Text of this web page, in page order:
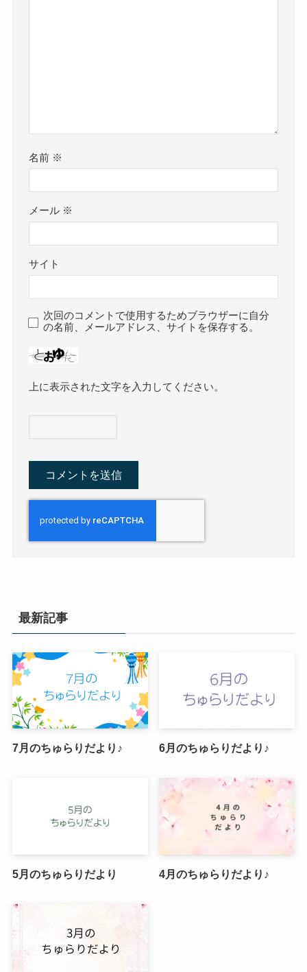
名前 ※
メール ※
サイト
次回のコメントで使用するためブラウザーに自分
の名前、メールアドレス、サイトを保存する。
上に表示された文字を入力してください。
最新記事
7月のちゅらりだより♪ 6月のちゅらりだより♪
5月のちゅらりだより 4月のちゅらりだより♪